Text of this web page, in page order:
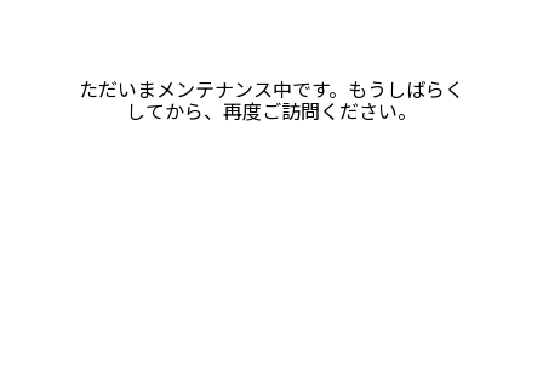
ただいまメンテナンス中です。もうしばらく
してから、再度ご訪問ください。